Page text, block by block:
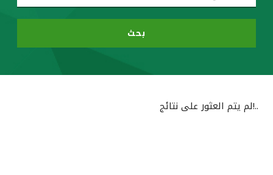
القنوات المصرفية
بحث
..!لم يتم العثور على نتائج